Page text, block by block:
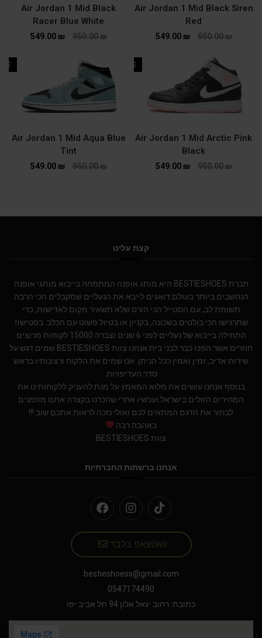
Air Jordan 1 Mid Black Siren
Red
950.00₪
549.00 ₪
Air Jordan 1 Mid Black
Racer Blue White
950.00₪
549.00 ₪
SALE
Air Jordan 1 Mid Arctic Pink
Black
950.00₪
549.00 ₪
Air Jordan 1 Mid Aqua Blue
Tint
950.00₪
549.00 ₪
קצת עלינו
חברת BESTIESHOES היא מותג אופנה המתמחה בייבוא מותגי אופנה
הנחשבים ביותר בעולם.דואגים לייבא את הנעליים שמקבלים הכי הרבה
תשומת לב, עם הסטייל הכי הורס שלא תשאיר מקום לאדישות, כדי
שתרגישו הכי בולטים בשכונה, בקניון או בטיול פשוט עם הכלב. בסטישוז
התחילה בייבוא של נעליים לפני 6 שנים וצברה 15000 לקוחות מרוצים
חוזרים אשר הפכו כבר לבני בית.אנחנו צוות BESTIESHOES שמים דגש על
שירות אדיב, זמין ואמין ככל הניתן. אנו שמים את הלקוח ורצונותיו בראש
סדר העדיפויות.
בנוסף אנחנו עושים את מלוא המאמץ על מנת להעניק ללקוחותינו את
המחירים הזולים בישראל.ועכשיו אחרי שהכרנו בקצרה אתם מוזמנים
לבחור את הדגם המתאים לכם ואולי נזכה לראות אתכם שוב !!!
באהבה רבה
צוות BESTIESHOES
אנחנו ברשתות החברתיות
וואטצאפ בלבד
bestieshoess@gmail.com
0547174490
כתובת: רחוב יגאל אלון 94 תל אביב יפו